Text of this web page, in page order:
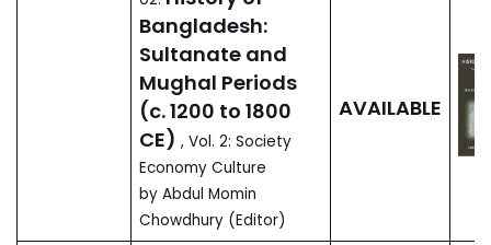
প্রথম খন্ড- রাজনৈতিক ইতিহাস
by আবদুল মমিন চৌধুরী (সম্পাদক)
02.বাংলাদেশের ইতিহাস:
সুলতানি ও মোগল যুগ (আনু.
১২০০ -১৮০০ সা. অব্দ )